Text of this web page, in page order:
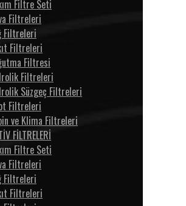
Filtre Seti
Filtreleri
Filtreleri
Filtreleri
Filtresi
Filtreleri
Süzgeç Filtreleri
Filtreleri
ve Klima Filtreleri
FİLTRELERİ
Filtre Seti
Filtreleri
Filtreleri
Filtreleri